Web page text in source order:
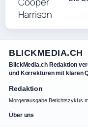
BLICKMEDIA.CH
BlickMedia.ch Redaktion
und Korrekturen mit klaren
Redaktion
Morgenausgabe Berichtszyklus
Über uns